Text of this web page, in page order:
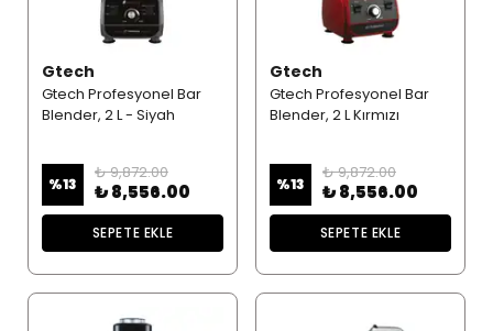
Gtech
Gtech Profesyonel Bar
Blender, 2 L - Siyah
%13
₺ 9,872.00
₺ 8,556.00
SEPETE EKLE
Gtech
Gtech Profesyonel Bar
Blender, 2 L Kırmızı
%13
₺ 9,872.00
₺ 8,556.00
SEPETE EKLE